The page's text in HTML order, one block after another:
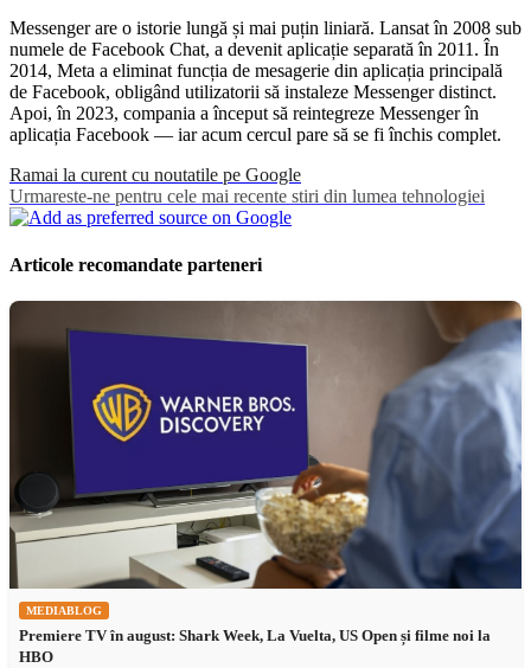
Messenger are o istorie lungă și mai puțin liniară. Lansat în 2008 sub
numele de Facebook Chat, a devenit aplicație separată în 2011. În
2014, Meta a eliminat funcția de mesagerie din aplicația principală
de Facebook, obligând utilizatorii să instaleze Messenger distinct.
Apoi, în 2023, compania a început să reintegreze Messenger în
aplicația Facebook — iar acum cercul pare să se fi închis complet.
Ramai la curent cu noutatile pe Google
Urmareste-ne pentru cele mai recente stiri din lumea tehnologiei
Articole recomandate parteneri
MEDIABLOG
Premiere TV în august: Shark Week, La Vuelta, US Open și filme noi la
HBO